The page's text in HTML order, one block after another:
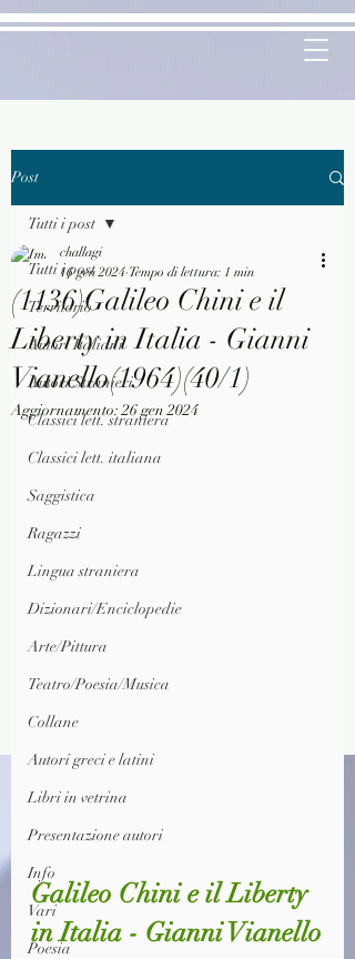
Post
Tutti i post
Territorio
Autori Italiani
Autori Stranieri
Classici lett. straniera
Classici lett. italiana
Saggistica
Ragazzi
Lingua straniera
Dizionari/Enciclopedie
Arte/Pittura
Teatro/Poesia/Musica
Collane
Autori greci e latini
Libri in vetrina
Presentazione autori
Info
Vari
Poesia
Tutti i post
(1136)Galileo Chini e il
Liberty in Italia - Gianni
Vianello(1964)(40/1)
challagi
16 gen 2024 Tempo di lettura: 1 min
Aggiornamento:26 gen 2024
Galileo Chini e il Liberty
in Italia - Gianni Vianello